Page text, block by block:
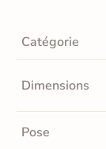
Parement
mural
Catégorie
Dimensions
Pose